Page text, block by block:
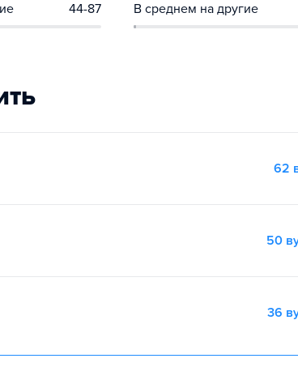
44-87 В среднем на другие
62
50
36